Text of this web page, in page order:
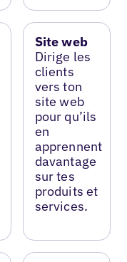
Site web
Dirige les
clients
vers ton
site web
pour qu’ils
en
apprennent
davantage
sur tes
produits et
services.